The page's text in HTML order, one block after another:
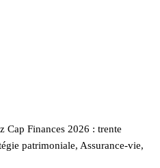
Cap Finances 2026 : trente
patrimoniale, Assurance-vie,